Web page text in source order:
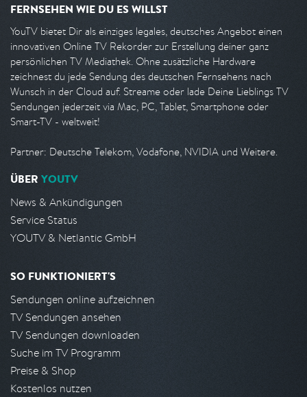
FERNSEHEN WIE DU ES WILLST
YouTV bietet Dir als einziges legales, deutsches Angebot einen
innovativen Online TV Rekorder zur Erstellung deiner ganz
persönlichen TV Mediathek. Ohne zusätzliche Hardware
zeichnest du jede Sendung des deutschen Fernsehens nach
Wunsch in der Cloud auf. Streame oder lade Deine Lieblings TV
Sendungen jederzeit via Mac, PC, Tablet, Smartphone oder
Smart-TV - weltweit!
Partner: Deutsche Telekom, Vodafone, NVIDIA und Weitere.
ÜBER YOUTV
News & Ankündigungen
Service Status
YOUTV & Netlantic GmbH
SO FUNKTIONIERT'S
Sendungen online aufzeichnen
TV Sendungen ansehen
TV Sendungen downloaden
Suche im TV Programm
Preise & Shop
Kostenlos nutzen